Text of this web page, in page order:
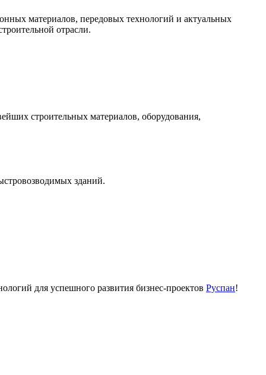
материалов, передовых технологий и актуальных
отрасли.
строительных материалов, оборудования,
зданий.
для успешного развития бизнес-проектов Руспан!